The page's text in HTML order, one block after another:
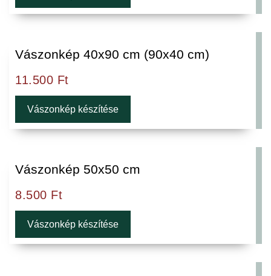
Vászonkép 40x90 cm (90x40 cm)
11.500 Ft
Vászonkép készítése
Vászonkép 50x50 cm
8.500 Ft
Vászonkép készítése